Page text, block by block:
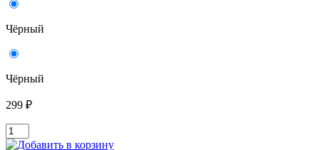
Чёрный
Чёрный
299 ₽